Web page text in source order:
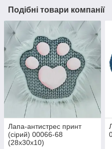
Подібні товари компанії
Лапа-антистрес принт
(сірий) 00066-68
(28x30x10)